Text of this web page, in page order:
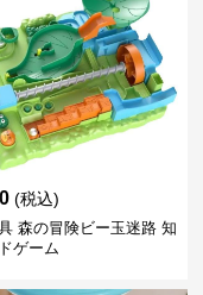
(税込)
森の冒険ビー玉迷路 知
ゲーム